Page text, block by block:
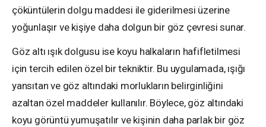
çöküntülerin dolgu maddesi ile giderilmesi üzerine
yoğunlaşır ve kişiye daha dolgun bir göz çevresi sunar.
Göz altı ışık dolgusu ise koyu halkaların hafifletilmesi
için tercih edilen özel bir tekniktir. Bu uygulamada, ışığı
yansıtan ve göz altındaki morlukların belirginliğini
azaltan özel maddeler kullanılır. Böylece, göz altındaki
koyu görüntü yumuşatılır ve kişinin daha parlak bir göz